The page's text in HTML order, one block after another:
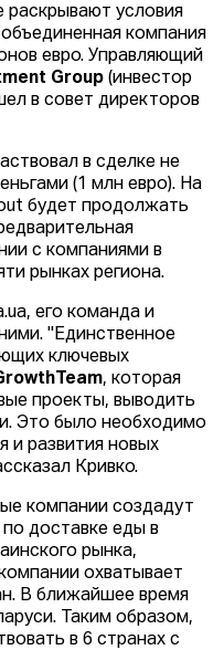
раскрывают условия
компания
евро. Управляющий
Group (инвестор
в совет директоров
в сделке не
(1 млн евро). На
будет продолжать
с компаниями в
рынках региона.
его команда и
"Единственное
ключевых
, которая
проекты, выводить
Это было необходимо
и развития новых
Кривко.
компании создадут
доставке еды в
рынка,
охватывает
В ближайшее время
Таким образом,
в 6 странах с